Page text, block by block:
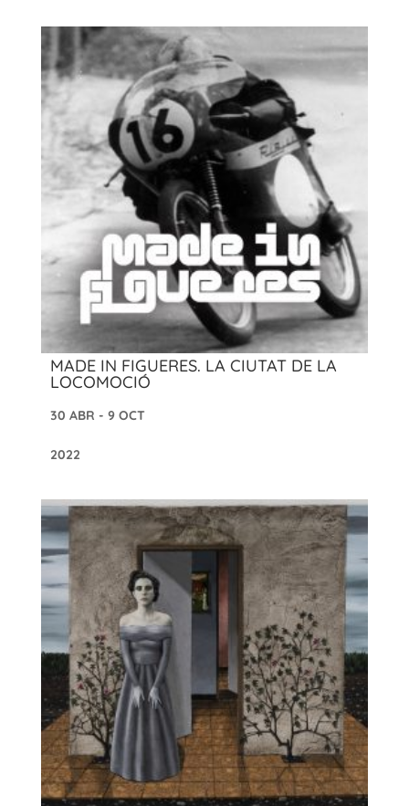
MADE IN FIGUERES. LA CIUTAT DE LA
LOCOMOCIÓ
30 ABR - 9 OCT
2022